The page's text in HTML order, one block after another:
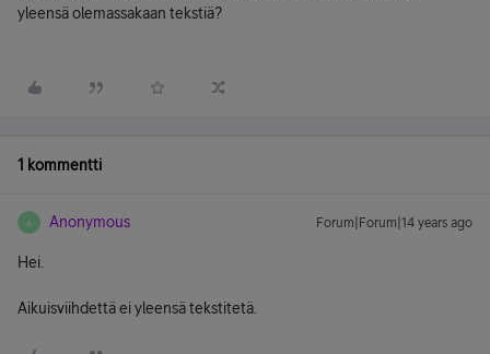
yleensä olemassakaan tekstiä?
1 kommentti
A Anonymous Forum|Forum|14 years ago
Hei.
Aikuisviihdettä ei yleensä tekstitetä.